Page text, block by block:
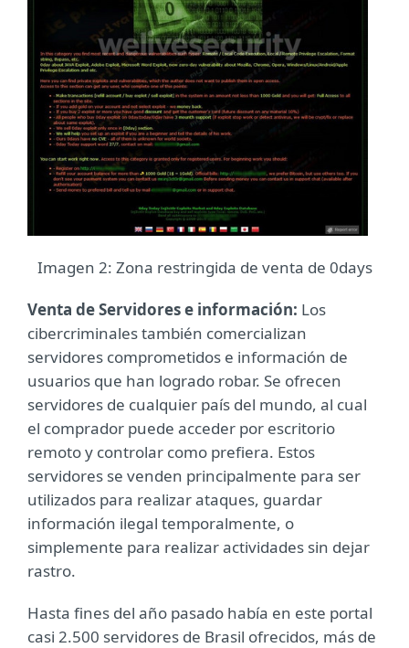
Imagen 2: Zona restringida de venta de 0days
Venta de Servidores e información: Los
cibercriminales también comercializan
servidores comprometidos e información de
usuarios que han logrado robar. Se ofrecen
servidores de cualquier país del mundo, al cual
el comprador puede acceder por escritorio
remoto y controlar como prefiera. Estos
servidores se venden principalmente para ser
utilizados para realizar ataques, guardar
información ilegal temporalmente, o
simplemente para realizar actividades sin dejar
rastro.
Hasta fines del año pasado había en este portal
casi 2.500 servidores de Brasil ofrecidos, más de